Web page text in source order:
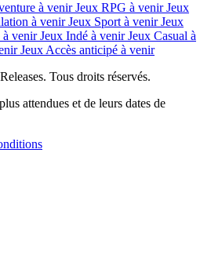
à venirJeux RPG à venirJeux
à venirJeux Sport à venirJeux
à venirJeux Indé à venirJeux Casual à
Jeux Accès anticipé à venir
Tous droits réservés.
attendues et de leurs dates de